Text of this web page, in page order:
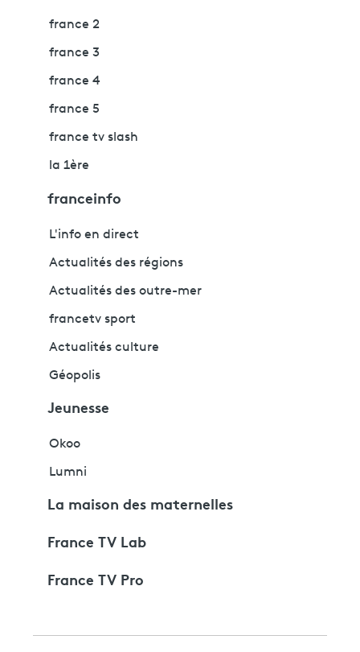
france 2
france 3
france 4
france 5
france tv slash
la 1ère
franceinfo
L'info en direct
Actualités des régions
Actualités des outre-mer
francetv sport
Actualités culture
Géopolis
Jeunesse
Okoo
Lumni
La maison des maternelles
France TV Lab
France TV Pro